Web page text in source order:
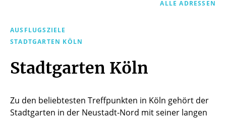
AUSFLUGSZIELE
STADTGARTEN KÖLN
ALLE ADRESSEN
Stadtgarten Köln
Zu den beliebtesten Treffpunkten in Köln gehört der
Stadtgarten in der Neustadt-Nord mit seiner langen